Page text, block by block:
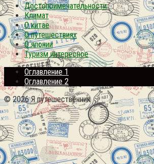
Достопримечательности
Климат
О китае
О путешествиях
О японии
Туризм интересное
Оглавление 1
Оглавление 2
© 2026 Я путешественник